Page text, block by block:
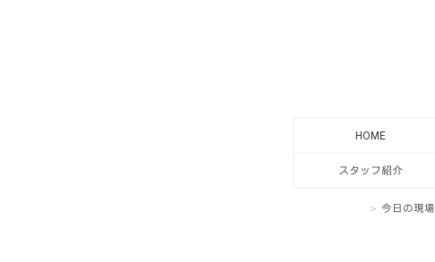
HOME
スタッフ紹介
今日の現場